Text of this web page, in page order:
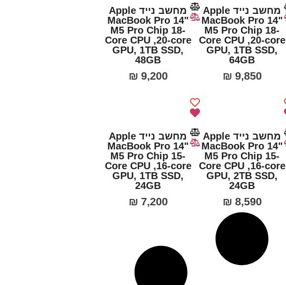
מחשב נייד Apple
MacBook Pro 14"
M5 Pro Chip 18-
Core CPU ,20‑core
GPU, 1TB SSD,
64GB
₪ 9,850
מחשב נייד Apple
MacBook Pro 14"
M5 Pro Chip 18-
Core CPU ,20‑core
GPU, 1TB SSD,
48GB
₪ 9,200
מחשב נייד Apple
MacBook Pro 14"
M5 Pro Chip 15-
Core CPU ,16‑core
GPU, 2TB SSD,
24GB
₪ 8,590
מחשב נייד Apple
MacBook Pro 14"
M5 Pro Chip 15-
Core CPU ,16‑core
GPU, 1TB SSD,
24GB
₪ 7,200